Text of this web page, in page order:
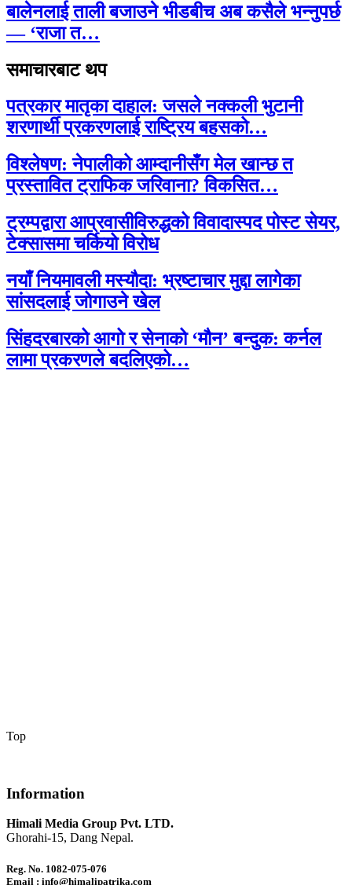
बालेनलाई ताली बजाउने भीडबीच अब कसैले भन्नुपर्छ
— ‘राजा त…
समाचारबाट थप
पत्रकार मातृका दाहाल: जसले नक्कली भुटानी
शरणार्थी प्रकरणलाई राष्ट्रिय बहसको…
विश्लेषण: नेपालीको आम्दानीसँग मेल खान्छ त
प्रस्तावित ट्राफिक जरिवाना? विकसित…
ट्रम्पद्वारा आप्रवासीविरुद्धको विवादास्पद पोस्ट सेयर,
टेक्सासमा चर्कियो विरोध
नयाँ नियमावली मस्यौदा: भ्रष्टाचार मुद्दा लागेका
सांसदलाई जोगाउने खेल
सिंहदरबारको आगो र सेनाको ‘मौन’ बन्दुक: कर्नल
लामा प्रकरणले बदलिएको…
Top
Information
Himali Media Group Pvt. LTD.
Ghorahi-15, Dang Nepal.
Reg. No. 1082-075-076
Email : info@himalipatrika.com